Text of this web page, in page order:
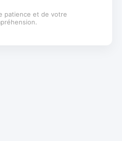
patience et de votre